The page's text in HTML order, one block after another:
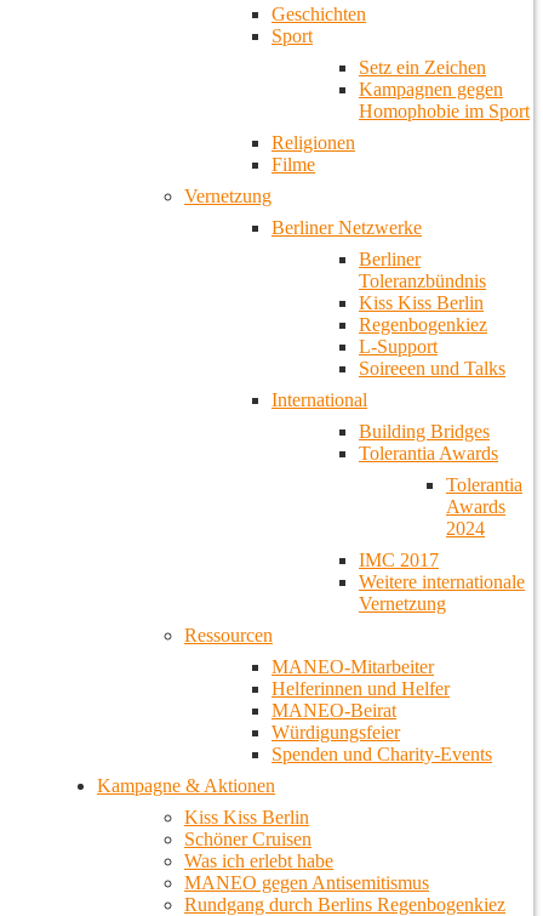
Geschichten
Sport
Setz ein Zeichen
Kampagnen gegen
Homophobie im Sport
Religionen
Filme
Vernetzung
Berliner Netzwerke
Berliner
Toleranzbündnis
Kiss Kiss Berlin
Regenbogenkiez
L-Support
Soireeen und Talks
International
Building Bridges
Tolerantia Awards
Tolerantia
Awards
2024
IMC 2017
Weitere internationale
Vernetzung
Ressourcen
MANEO-Mitarbeiter
Helferinnen und Helfer
MANEO-Beirat
Würdigungsfeier
Spenden und Charity-Events
Kampagne & Aktionen
Kiss Kiss Berlin
Schöner Cruisen
Was ich erlebt habe
MANEO gegen Antisemitismus
Rundgang durch Berlins Regenbogenkiez